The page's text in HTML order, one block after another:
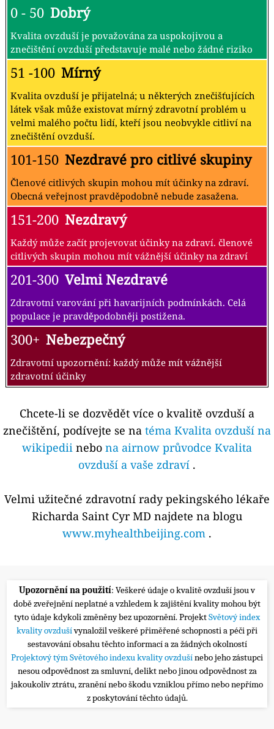
0 - 50 Dobrý
Kvalita ovzduší je považována za uspokojivou a
znečištění ovzduší představuje malé nebo žádné riziko
51 -100 Mírný
Kvalita ovzduší je přijatelná; u některých znečišťujících
látek však může existovat mírný zdravotní problém u
velmi malého počtu lidí, kteří jsou neobvykle citliví na
znečištění ovzduší.
101-150 Nezdravé pro citlivé skupiny
Členové citlivých skupin mohou mít účinky na zdraví.
Obecná veřejnost pravděpodobně nebude zasažena.
151-200 Nezdravý
Každý může začít projevovat účinky na zdraví. členové
citlivých skupin mohou mít vážnější účinky na zdraví
201-300 Velmi Nezdravé
Zdravotní varování při havarijních podmínkách. Celá
populace je pravděpodobněji postižena.
300+ Nebezpečný
Zdravotní upozornění: každý může mít vážnější
zdravotní účinky
Chcete-li se dozvědět více o kvalitě ovzduší a
znečištění, podívejte se na téma Kvalita ovzduší na
wikipedii nebo na airnow průvodce Kvalita
ovzduší a vaše zdraví .
Velmi užitečné zdravotní rady pekingského lékaře
Richarda Saint Cyr MD najdete na blogu
www.myhealthbeijing.com .
Upozornění na použití: Veškeré údaje o kvalitě ovzduší jsou v
době zveřejnění neplatné a vzhledem k zajištění kvality mohou být
tyto údaje kdykoli změněny bez upozornění. ProjektSvětový index
kvality ovzdušívynaložil veškeré přiměřené schopnosti a péči při
sestavování obsahu těchto informací a za žádných okolností
Projektový tým Světového indexu kvality ovzdušínebo jeho zástupci
nesou odpovědnost za smluvní, delikt nebo jinou odpovědnost za
jakoukoliv ztrátu, zranění nebo škodu vzniklou přímo nebo nepřímo
z poskytování těchto údajů.